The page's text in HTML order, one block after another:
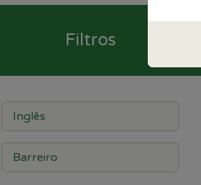
Filtros